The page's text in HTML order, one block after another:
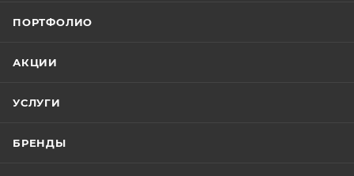
ПОРТФОЛИО
АКЦИИ
УСЛУГИ
БРЕНДЫ